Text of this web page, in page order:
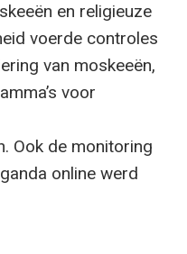
en religieuze
voerde controles
van moskeeën,
voor
Ook de monitoring
online werd